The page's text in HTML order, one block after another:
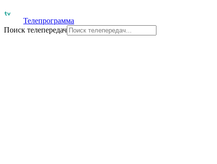
Телепрограмма
Поиск телепередач